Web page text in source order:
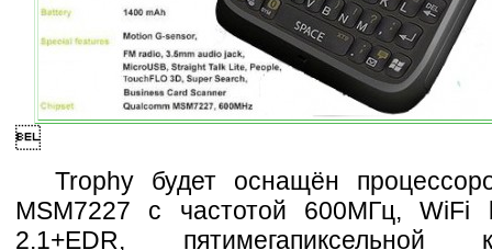

Trophy будет оснащён
MSM7227 с частотой 600МГц, WiFi
2.1+EDR,